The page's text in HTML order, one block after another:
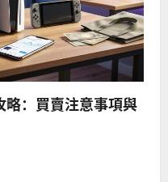
略：買賣注意事項與